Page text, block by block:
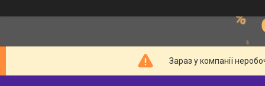
Зараз у компанії